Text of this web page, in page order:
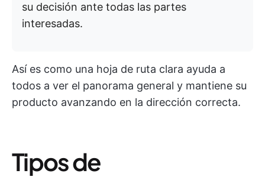
su decisión ante todas las partes
interesadas.
Así es como una hoja de ruta clara ayuda a
todos a ver el panorama general y mantiene su
producto avanzando en la dirección correcta.
Tipos de